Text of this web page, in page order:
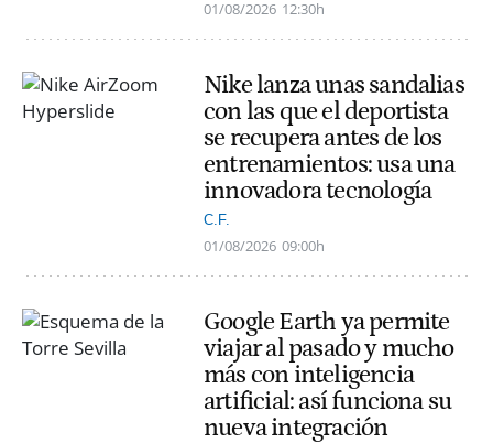
01/08/2026 12:30h
Nike lanza unas sandalias
con las que el deportista
se recupera antes de los
entrenamientos: usa una
innovadora tecnología
C.F.
01/08/2026 09:00h
Google Earth ya permite
viajar al pasado y mucho
más con inteligencia
artificial: así funciona su
nueva integración